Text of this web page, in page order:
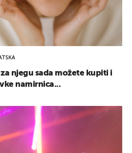
njegu sada možete kupiti i
namirnica...